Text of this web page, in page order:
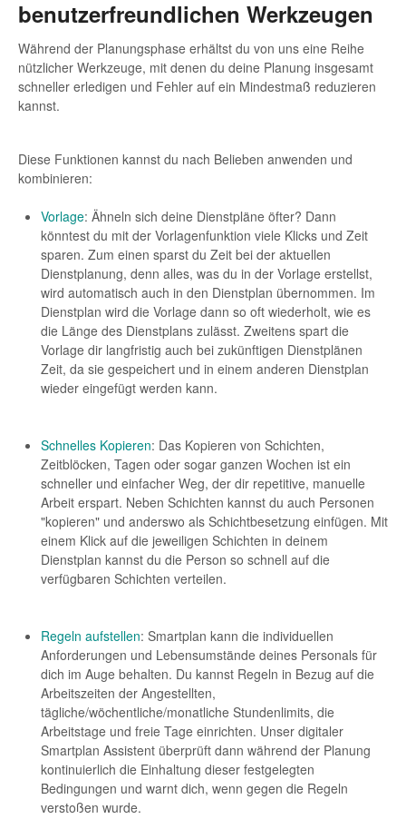
benutzerfreundlichen Werkzeugen
Während der Planungsphase erhältst du von uns eine Reihe
nützlicher Werkzeuge, mit denen du deine Planung insgesamt
schneller erledigen und Fehler auf ein Mindestmaß reduzieren
kannst.
Diese Funktionen kannst du nach Belieben anwenden und
kombinieren:
Vorlage: Ähneln sich deine Dienstpläne öfter? Dann
könntest du mit der Vorlagenfunktion viele Klicks und Zeit
sparen. Zum einen sparst du Zeit bei der aktuellen
Dienstplanung, denn alles, was du in der Vorlage erstellst,
wird automatisch auch in den Dienstplan übernommen. Im
Dienstplan wird die Vorlage dann so oft wiederholt, wie es
die Länge des Dienstplans zulässt. Zweitens spart die
Vorlage dir langfristig auch bei zukünftigen Dienstplänen
Zeit, da sie gespeichert und in einem anderen Dienstplan
wieder eingefügt werden kann.
Schnelles Kopieren: Das Kopieren von Schichten,
Zeitblöcken, Tagen oder sogar ganzen Wochen ist ein
schneller und einfacher Weg, der dir repetitive, manuelle
Arbeit erspart. Neben Schichten kannst du auch Personen
"kopieren" und anderswo als Schichtbesetzung einfügen. Mit
einem Klick auf die jeweiligen Schichten in deinem
Dienstplan kannst du die Person so schnell auf die
verfügbaren Schichten verteilen.
Regeln aufstellen: Smartplan kann die individuellen
Anforderungen und Lebensumstände deines Personals für
dich im Auge behalten. Du kannst Regeln in Bezug auf die
Arbeitszeiten der Angestellten,
tägliche/wöchentliche/monatliche Stundenlimits, die
Arbeitstage und freie Tage einrichten. Unser digitaler
Smartplan Assistent überprüft dann während der Planung
kontinuierlich die Einhaltung dieser festgelegten
Bedingungen und warnt dich, wenn gegen die Regeln
verstoßen wurde.